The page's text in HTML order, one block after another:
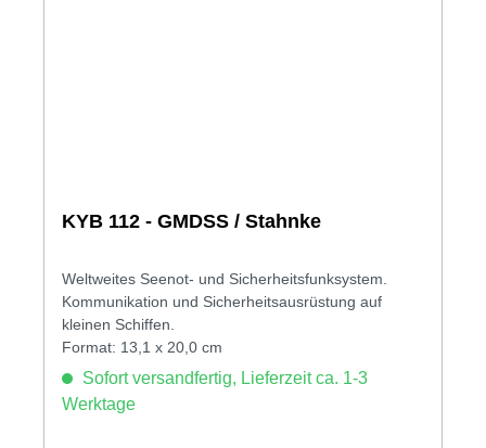
KYB 112 - GMDSS / Stahnke
Weltweites Seenot- und Sicherheitsfunksystem.
Kommunikation und Sicherheitsausrüstung auf
kleinen Schiffen.
Format: 13,1 x 20,0 cm
Sofort versandfertig, Lieferzeit ca. 1-3
Werktage